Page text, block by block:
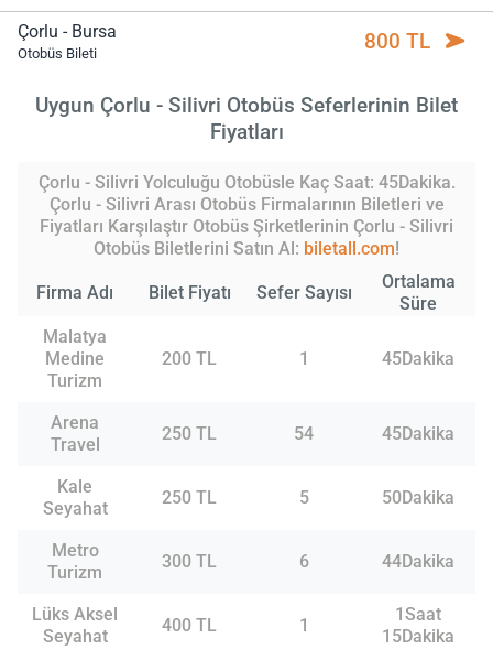
Çorlu - Bursa
Otobüs Bileti 800 TL
Uygun Çorlu - Silivri Otobüs Seferlerinin Bilet
Fiyatları
Çorlu - Silivri Yolculuğu Otobüsle Kaç Saat: 45Dakika.
Çorlu - Silivri Arası Otobüs Firmalarının Biletleri ve
Fiyatları Karşılaştır Otobüs Şirketlerinin Çorlu - Silivri
Otobüs Biletlerini Satın Al: biletall.com!
Firma Adı Bilet Fiyatı Sefer Sayısı
Ortalama
Süre
Malatya
Medine
Turizm
200 TL 1 45Dakika
Arena
Travel
250 TL 54 45Dakika
Kale
Seyahat
250 TL 5 50Dakika
Metro
Turizm
300 TL 6 44Dakika
Lüks Aksel
Seyahat
400 TL 1
1Saat
15Dakika